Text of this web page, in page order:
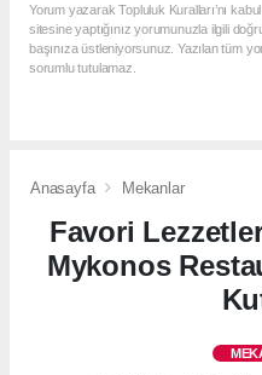
Yorum yazarak Topluluk Kuralları’nı
sitesine yaptığınız yorumunuzla ilgili
başınıza üstleniyorsunuz. Yazılan tüm
sorumlu tutulamaz.
Anasayfa Mekanlar
Favori
Mykonos